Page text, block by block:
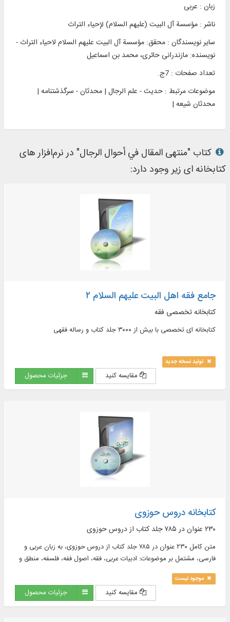
زبان : عربی
ناشر : مؤسسة آل البیت (علیهم السلام) لإحیاء التراث
سایر نویسندگان : محقق: مؤسسة آل البیت علیهم السلام لاحیاء التراث -
نویسنده: مازندرانی حائری، محمد بن اسماعیل
تعداد صفحات : 7ج.
موضوعات مرتبط : حدیث - علم الرجال | محدثان - سرگذشتنامه |
محدثان شیعه |
کتاب "منتهی المقال في أحوال الرجال" در نرم‌افزار های
کتابخانه ای زیر وجود دارد:
جامع فقه اهل البیت علیهم السلام ۲
کتابخانه تخصصی فقه
کتابخانه ای تخصصی با بیش از ۳۰۰۰ جلد کتاب و رساله فقهی
تولید نسخه جدید
مقایسه کنید جزئیات محصول
کتابخانه دروس حوزوی
۲۳۰ عنوان در ۷۸۵ جلد كتاب از دروس حوزوی
متن کامل ۲۳۰ عنوان در ۷۸۵ جلد كتاب از دروس حوزوی، به زبان عربی و
فارسی، مشتمل بر موضوعات: ادبیات عربی، فقه، اصول ففه، فلسفه، منطق و
...
موجود نیست
مقایسه کنید جزئیات محصول